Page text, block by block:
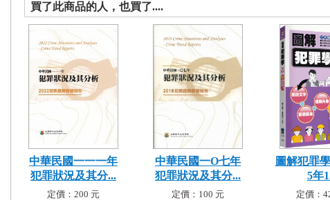
買了此商品的人，也買了....
中華民國一一一年
犯罪狀況及其分...
定價：200 元
中華民國一O七年
犯罪狀況及其分...
定價：100 元
圖解犯罪
5年
定價：